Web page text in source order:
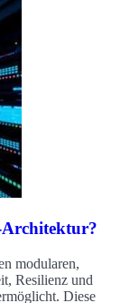
modularen,
Resilienz und
Diese